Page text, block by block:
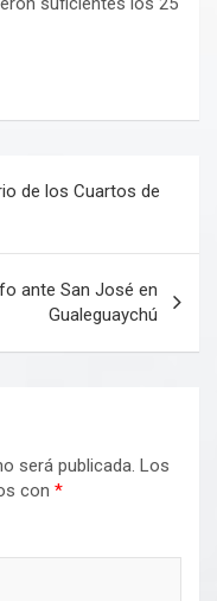
de los Cuartos de
ante San José en
Gualeguaychú
será publicada. Los
con *